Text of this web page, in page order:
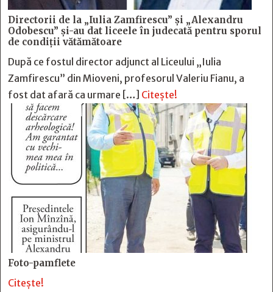
Directorii de la „Iulia Zamfirescu” și „Alexandru
Odobescu” și-au dat liceele în judecată pentru sporul
de condiții vătămătoare
După ce fostul director adjunct al Liceului „Iulia
Zamfirescu” din Mioveni, profesorul Valeriu Fianu, a
fost dat afară ca urmare […] Citește!
Foto-pamflete
Citește!